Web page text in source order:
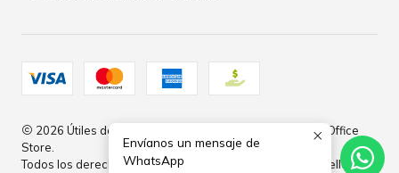
2026 Útiles de Oficina y Papelería en Panamá | Rover Office
Store.
Todos los derechos reservados.
Desarrollado por Jumpseller.
Envíanos un mensaje de
WhatsApp